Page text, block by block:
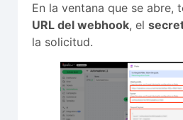
En la ventana que se abre,
URL del webhook, el
la solicitud.